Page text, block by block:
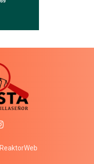
ReaktorWeb